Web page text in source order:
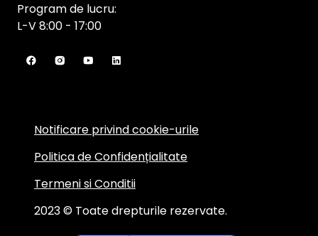
Program de lucru:
L-V 8:00 - 17:00
2023 © Toate drepturile rezervate.
Notificare privind cookie-urile
Politica de Confidențialitate
Termeni si Conditii